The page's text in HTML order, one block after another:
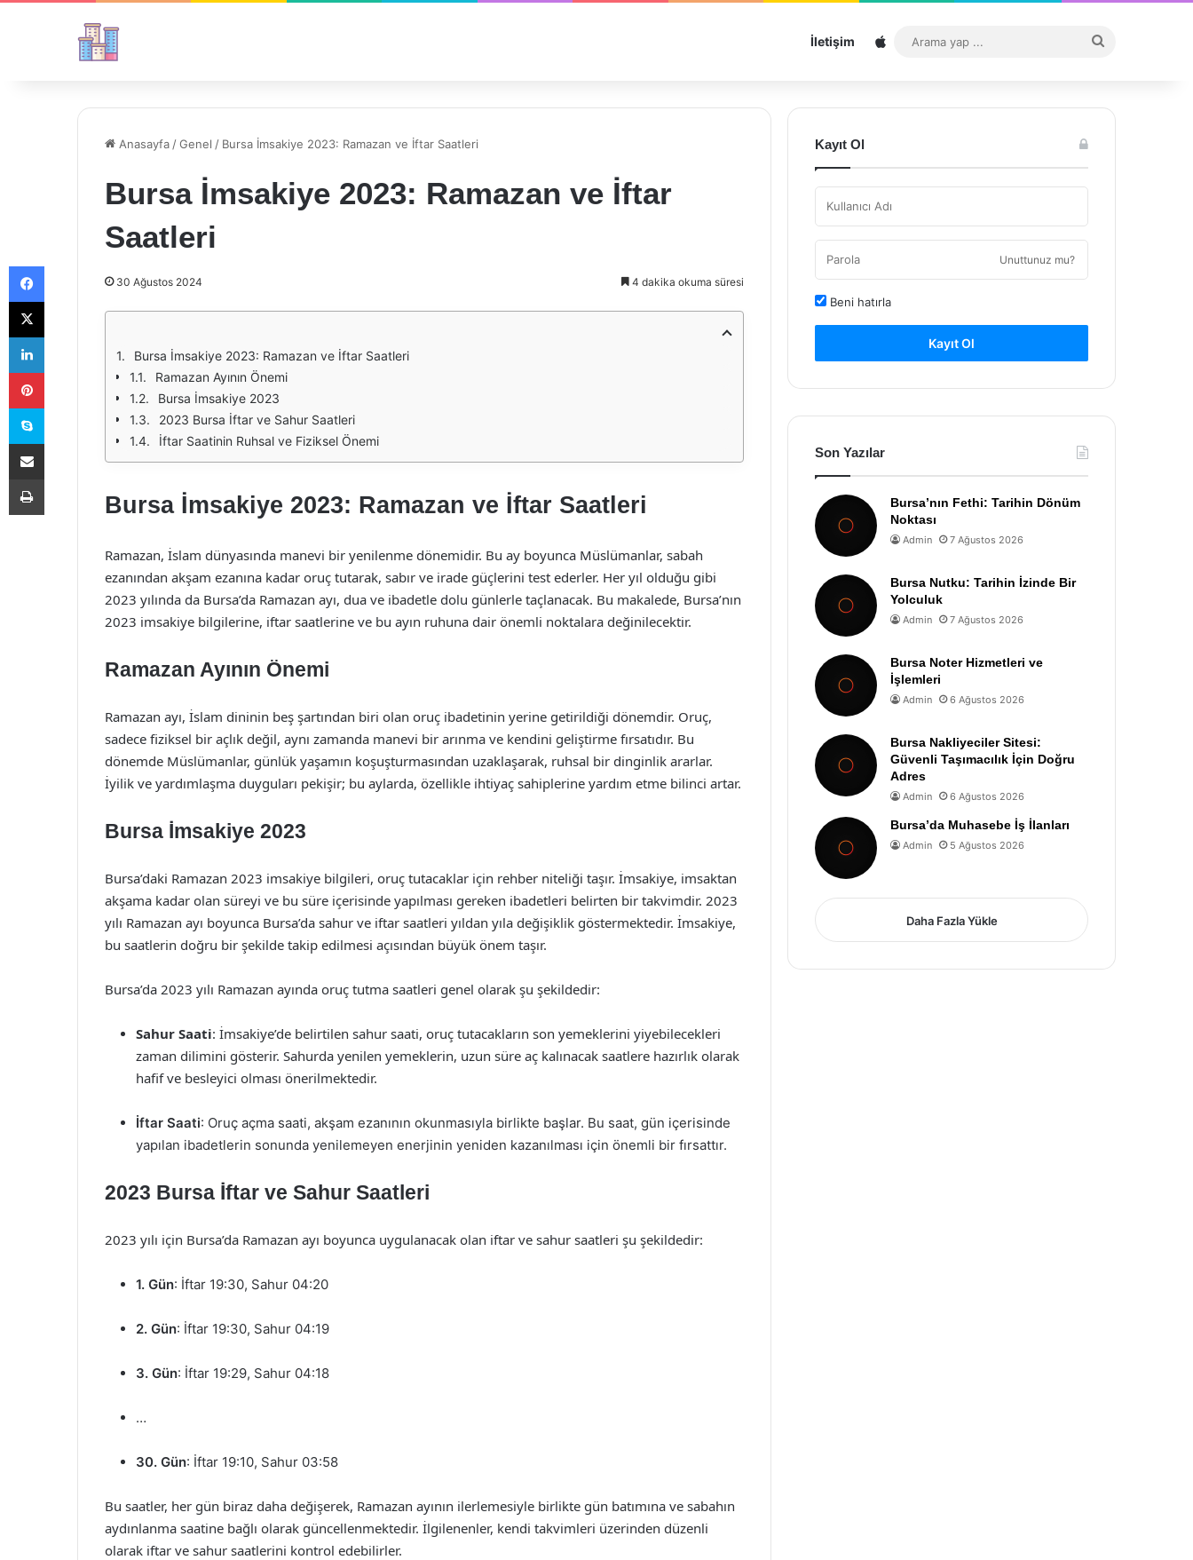
İletişim Sitemap
...
Anasayfa /Genel / Bursa İmsakiye 2023: Ramazan ve İftar Saatleri
Bursa İmsakiye 2023: Ramazan ve İftar
Saatleri
30 Ağustos 2024 4 dakika okuma süresi
Bursa İmsakiye 2023: Ramazan ve İftar Saatleri
Ramazan Ayının Önemi
Bursa İmsakiye 2023
2023 Bursa İftar ve Sahur Saatleri
İftar Saatinin Ruhsal ve Fiziksel Önemi
Bursa İmsakiye 2023: Ramazan ve İftar Saatleri
Ramazan, İslam dünyasında manevi bir yenilenme dönemidir. Bu ay boyunca Müslümanlar, sabah
ezanından akşam ezanına kadar oruç tutarak, sabır ve irade güçlerini test ederler. Her yıl olduğu gibi
2023 yılında da Bursa’da Ramazan ayı, dua ve ibadetle dolu günlerle taçlanacak. Bu makalede, Bursa’nın
2023 imsakiye bilgilerine, iftar saatlerine ve bu ayın ruhuna dair önemli noktalara değinilecektir.
Ramazan Ayının Önemi
Ramazan ayı, İslam dininin beş şartından biri olan oruç ibadetinin yerine getirildiği dönemdir. Oruç,
sadece fiziksel bir açlık değil, aynı zamanda manevi bir arınma ve kendini geliştirme fırsatıdır. Bu
dönemde Müslümanlar, günlük yaşamın koşuşturmasından uzaklaşarak, ruhsal bir dinginlik ararlar.
İyilik ve yardımlaşma duyguları pekişir; bu aylarda, özellikle ihtiyaç sahiplerine yardım etme bilinci artar.
Bursa İmsakiye 2023
Bursa’daki Ramazan 2023 imsakiye bilgileri, oruç tutacaklar için rehber niteliği taşır. İmsakiye, imsaktan
akşama kadar olan süreyi ve bu süre içerisinde yapılması gereken ibadetleri belirten bir takvimdir. 2023
yılı Ramazan ayı boyunca Bursa’da sahur ve iftar saatleri yıldan yıla değişiklik göstermektedir. İmsakiye,
bu saatlerin doğru bir şekilde takip edilmesi açısından büyük önem taşır.
Bursa’da 2023 yılı Ramazan ayında oruç tutma saatleri genel olarak şu şekildedir:
Sahur Saati: İmsakiye’de belirtilen sahur saati, oruç tutacakların son yemeklerini yiyebilecekleri
zaman dilimini gösterir. Sahurda yenilen yemeklerin, uzun süre aç kalınacak saatlere hazırlık olarak
hafif ve besleyici olması önerilmektedir.
İftar Saati: Oruç açma saati, akşam ezanının okunmasıyla birlikte başlar. Bu saat, gün içerisinde
yapılan ibadetlerin sonunda yenilemeyen enerjinin yeniden kazanılması için önemli bir fırsattır.
2023 Bursa İftar ve Sahur Saatleri
2023 yılı için Bursa’da Ramazan ayı boyunca uygulanacak olan iftar ve sahur saatleri şu şekildedir:
1. Gün: İftar 19:30, Sahur 04:20
2. Gün: İftar 19:30, Sahur 04:19
3. Gün: İftar 19:29, Sahur 04:18
…
30. Gün: İftar 19:10, Sahur 03:58
Bu saatler, her gün biraz daha değişerek, Ramazan ayının ilerlemesiyle birlikte gün batımına ve sabahın
aydınlanma saatine bağlı olarak güncellenmektedir. İlgilenenler, kendi takvimleri üzerinden düzenli
olarak iftar ve sahur saatlerini kontrol edebilirler.
Kayıt Ol
Unuttunuz mu?
Beni hatırla
Kayıt Ol
Son Yazılar
Bursa’nın Fethi: Tarihin Dönüm
Noktası
Admin 7 Ağustos 2026
Bursa Nutku: Tarihin İzinde Bir
Yolculuk
Admin 7 Ağustos 2026
Bursa Noter Hizmetleri ve
İşlemleri
Admin 6 Ağustos 2026
Bursa Nakliyeciler Sitesi:
Güvenli Taşımacılık İçin Doğru
Adres
Admin 6 Ağustos 2026
Bursa’da Muhasebe İş İlanları
Admin 5 Ağustos 2026
Daha Fazla Yükle
Facebook
X
LinkedIn
Pinterest
Skype
E-Posta ile paylaş